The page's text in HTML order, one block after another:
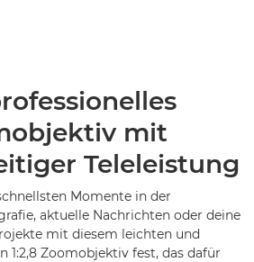
mit
Teleleistung
Momente in der
aktuelle Nachrichten oder deine
mit diesem leichten und
1:2,8 Zoomobjektiv fest, das dafür